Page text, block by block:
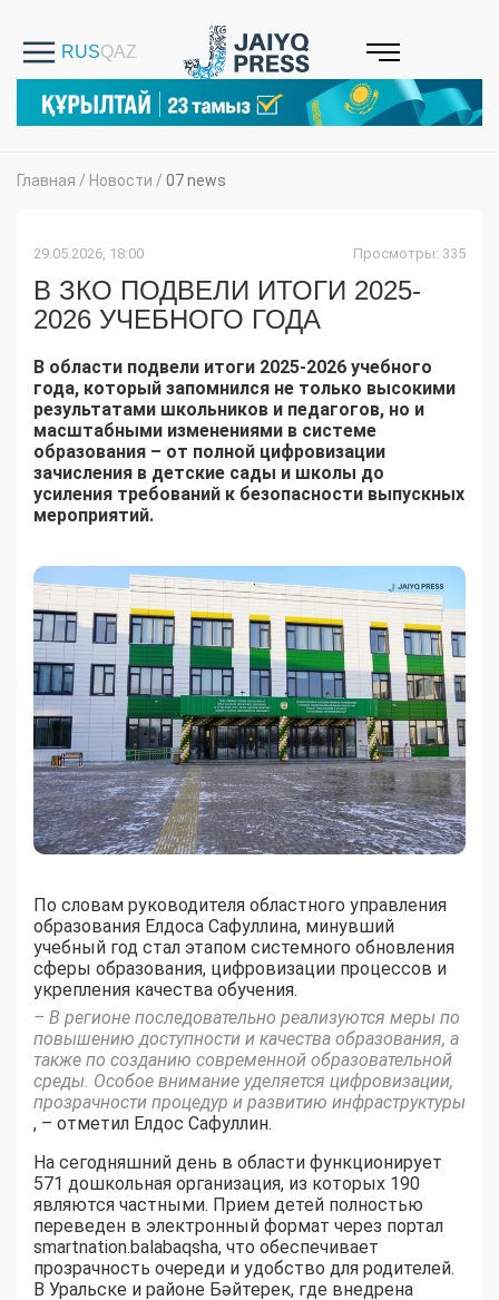
Главная / Новости / 07 news
29.05.2026, 18:00 Просмотры: 335
В ЗКО ПОДВЕЛИ ИТОГИ 2025-
2026 УЧЕБНОГО ГОДА
В области подвели итоги 2025-2026 учебного
года, который запомнился не только высокими
результатами школьников и педагогов, но и
масштабными изменениями в системе
образования – от полной цифровизации
зачисления в детские сады и школы до
усиления требований к безопасности выпускных
мероприятий.
По словам руководителя областного управления
образования Елдоса Сафуллина, минувший
учебный год стал этапом системного обновления
сферы образования, цифровизации процессов и
укрепления качества обучения.
– В регионе последовательно реализуются меры по
повышению доступности и качества образования, а
также по созданию современной образовательной
среды. Особое внимание уделяется цифровизации,
прозрачности процедур и развитию инфраструктуры
, – отметил Елдос Сафуллин.
На сегодняшний день в области функционирует
571 дошкольная организация, из которых 190
являются частными. Прием детей полностью
переведен в электронный формат через портал
smartnation.balabaqsha, что обеспечивает
прозрачность очереди и удобство для родителей.
В Уральске и районе Бәйтерек, где внедрена